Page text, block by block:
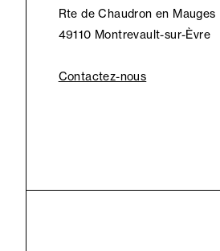
Rte de Chaudron en Mauges
49110 Montrevault-sur-Èvre
Contactez-nous